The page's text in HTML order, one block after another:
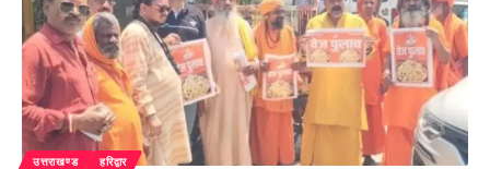
उत्तराखण्ड हरिद्वार